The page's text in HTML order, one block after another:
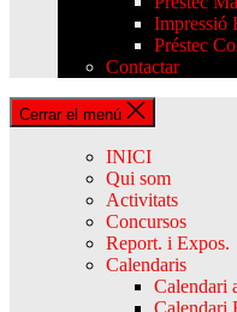
Impressió
Préstec
Contactar
Cerrar el menú
INICI
Qui som
Activitats
Concursos
Report. i Expos.
Calendaris
Calendari
Calendari